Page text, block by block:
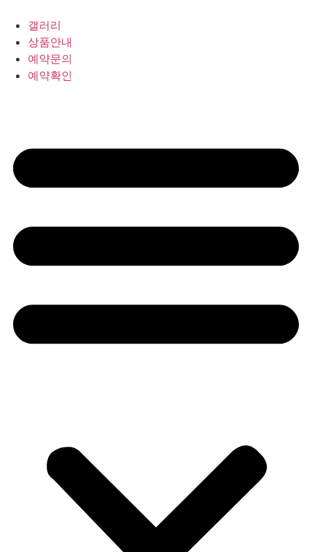
갤러리
상품안내
예약문의
예약확인